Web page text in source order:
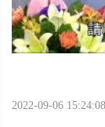
2022-09-06